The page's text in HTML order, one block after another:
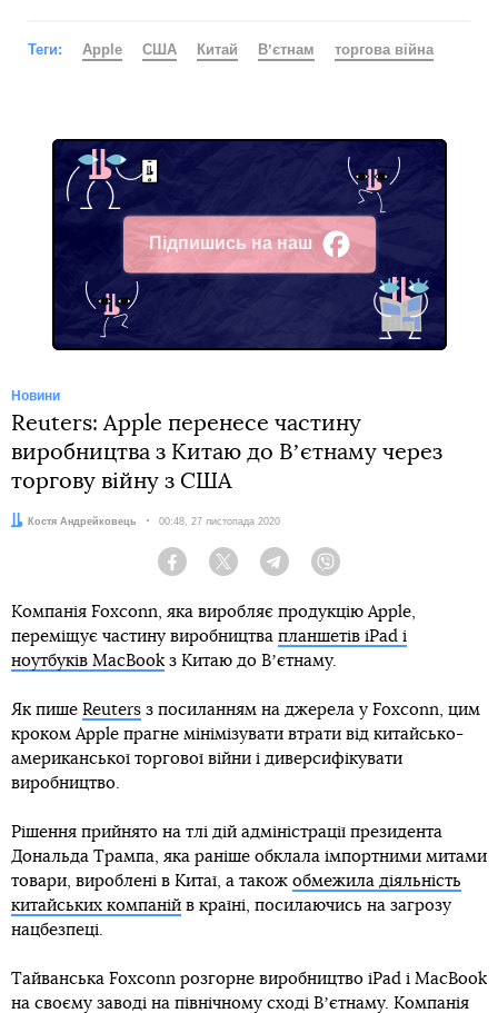
Теги: Apple США Китай Вʼєтнам торгова війна
Підпишись на наш
Facebook
Новини
Reuters: Apple перенесе частину
виробництва з Китаю до Вʼєтнаму через
торгову війну з США
Автор:Костя Андрейковець Дата:
00:48, 27 листопада 2020
Facebook Twitter Telegram
Компанія Foxconn, яка виробляє продукцію Apple,
переміщує частину виробництва планшетів iPad і
ноутбуків MacBook з Китаю до Вʼєтнаму.
Як пише Reuters з посиланням на джерела у Foxconn, цим
кроком Apple прагне мінімізувати втрати від китайсько-
американської торгової війни і диверсифікувати
виробництво.
Рішення прийнято на тлі дій адміністрації президента
Дональда Трампа, яка раніше обклала імпортними митами
товари, вироблені в Китаї, а також обмежила діяльність
китайських компаній в країні, посилаючись на загрозу
нацбезпеці.
Тайванська Foxconn розгорне виробництво iPad і MacBook
на своєму заводі на північному сході Вʼєтнаму. Компанія